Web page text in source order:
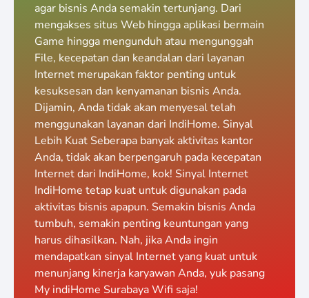
agar bisnis Anda semakin tertunjang. Dari
mengakses situs Web hingga aplikasi bermain
Game hingga mengunduh atau mengunggah
File, kecepatan dan keandalan dari layanan
Internet merupakan faktor penting untuk
kesuksesan dan kenyamanan bisnis Anda.
Dijamin, Anda tidak akan menyesal telah
menggunakan layanan dari IndiHome. Sinyal
Lebih Kuat Seberapa banyak aktivitas kantor
Anda, tidak akan berpengaruh pada kecepatan
Internet dari IndiHome, kok! Sinyal Internet
IndiHome tetap kuat untuk digunakan pada
aktivitas bisnis apapun. Semakin bisnis Anda
tumbuh, semakin penting keuntungan yang
harus dihasilkan. Nah, jika Anda ingin
mendapatkan sinyal Internet yang kuat untuk
menunjang kinerja karyawan Anda, yuk pasang
My indiHome Surabaya Wifi saja!